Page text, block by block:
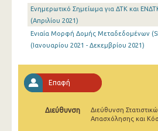
Μαΐου 2025
Απριλίου 2025
Φεβρουαρίου 2025
Δεκεμβρίου 2024
Ενημερωτικό Σημείωμα για ΔΤΚ και
(Απριλίου 2021)
Ενιαία Μορφή Δομής Μεταδεδομένων
(Ιανουαρίου 2021 - Δεκεμβρίου 2021)
Επαφή
Διεύθυνση
Διεύθυνση
Απασχόλησης και